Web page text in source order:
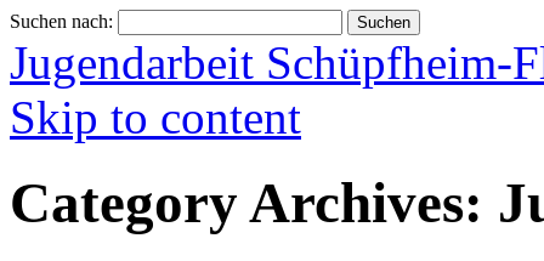
Suchen nach:
Jugendarbeit Schüpfheim-
Skip to content
Category Archives: